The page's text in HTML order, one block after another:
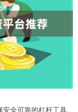
全可靠的杠杆工具